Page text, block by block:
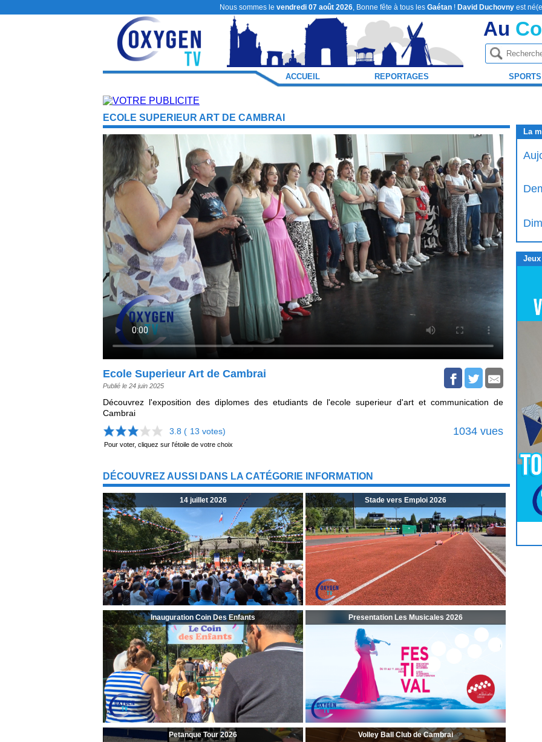
Nous sommes le vendredi 07 août 2026, Bonne fête à tous les Gaétan! David Duchovnyest
Au
ACCUEIL REPORTAGES SPORTS
ECOLE SUPERIEUR ART DE CAMBRAI
Ecole Superieur Art de Cambrai
Publié le 24 juin 2025
Découvrez l'exposition des diplomes des etudiants de l'ecole superieur d'art et communication de
Cambrai
3.8 ( 13 votes) 1034 vues
Pour voter, cliquez sur l'étoile de votre choix
DÉCOUVREZ AUSSI DANS LA CATÉGORIE INFORMATION
14 juillet 2026 Stade vers Emploi 2026
Inauguration Coin Des Enfants Presentation Les Musicales 2026
Petanque Tour 2026 Volley Ball Club de Cambrai
La
Jeux
PourJouer cliquez-ici